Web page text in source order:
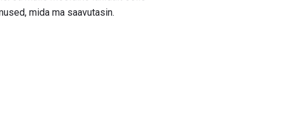
mida ma saavutasin.